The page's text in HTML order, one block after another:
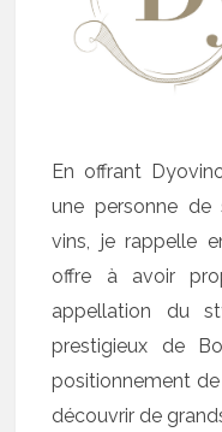
En offrant
une personne de
vins, je rappelle
offre à avoir
appellation du
prestigieux de
positionnement de
découvrir de